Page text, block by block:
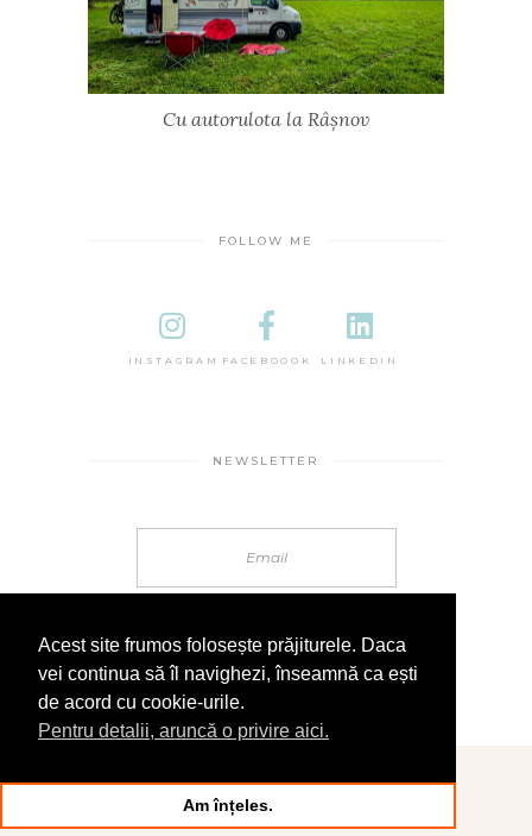
Cu autorulota la Râșnov
FOLLOW ME
INSTAGRAM FACEBOOOK LINKEDIN
NEWSLETTER
© 2025 În Sandale
Acest site frumos folosește prăjiturele. Daca
vei continua să îl navighezi, înseamnă ca ești
de acord cu cookie-urile.
Pentru detalii, aruncă o privire aici.
Am înțeles.